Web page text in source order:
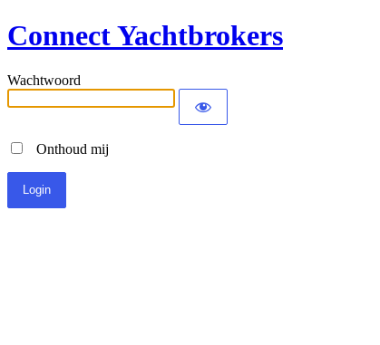
Connect Yachtbrokers
Wachtwoord
Onthoud mij